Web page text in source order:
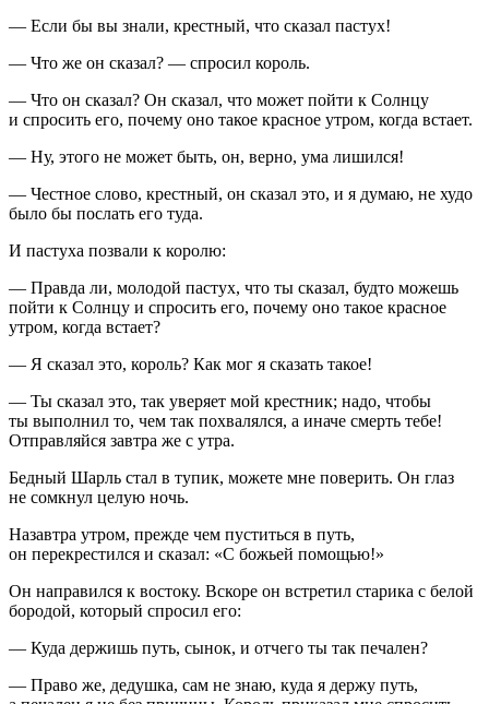
— Если бы вы знали, крестный, что сказал пастух!
— Что же он сказал? — спросил король.
— Что он сказал? Он сказал, что может пойти к Солнцу
и спросить его, почему оно такое красное утром, когда встает.
— Ну, этого не может быть, он, верно, ума лишился!
— Честное слово, крестный, он сказал это, и я думаю, не худо
было бы послать его туда.
И пастуха позвали к королю:
— Правда ли, молодой пастух, что ты сказал, будто можешь
пойти к Солнцу и спросить его, почему оно такое красное
утром, когда встает?
— Я сказал это, король? Как мог я сказать такое!
— Ты сказал это, так уверяет мой крестник; надо, чтобы
ты выполнил то, чем так похвалялся, а иначе смерть тебе!
Отправляйся завтра же с утра.
Бедный Шарль стал в тупик, можете мне поверить. Он глаз
не сомкнул целую ночь.
Назавтра утром, прежде чем пуститься в путь,
он перекрестился и сказал: «С божьей помощью!»
Он направился к востоку. Вскоре он встретил старика с белой
бородой, который спросил его:
— Куда держишь путь, сынок, и отчего ты так печален?
— Право же, дедушка, сам не знаю, куда я держу путь,